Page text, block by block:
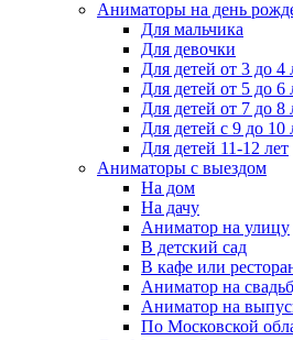
Аниматоры на день
Для мальчика
Для девочки
Для детей от 3 до 4
Для детей от 5 до 6
Для детей от 7 до 8
Для детей с 9 до 10
Для детей 11-12 лет
Аниматоры с выездом
На дом
На дачу
Аниматор на улицу
В детский сад
В кафе или
Аниматор на
Аниматор на
По Московской